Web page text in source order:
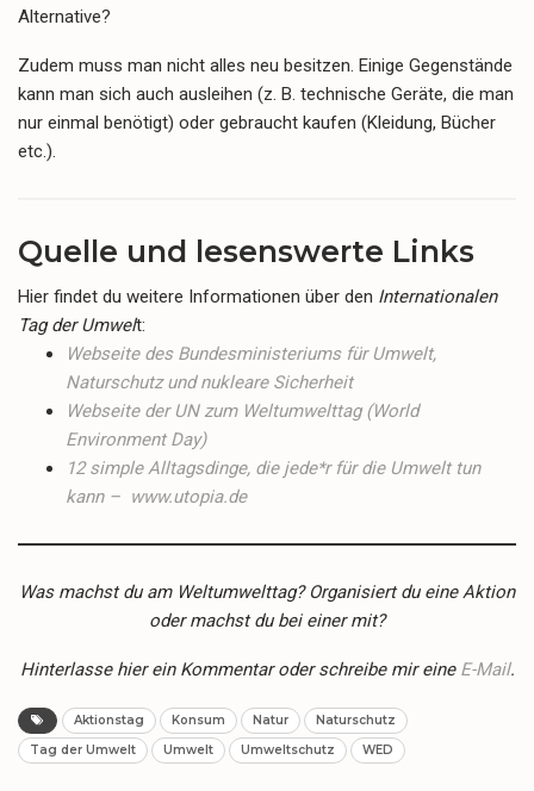
Alternative?
Zudem muss man nicht alles neu besitzen. Einige Gegenstände
kann man sich auch ausleihen (z. B. technische Geräte, die man
nur einmal benötigt) oder gebraucht kaufen (Kleidung, Bücher
etc.).
Quelle und lesenswerte Links
Hier findet du weitere Informationen über den Internationalen
Tag der Umwelt:
Webseite des Bundesministeriums für Umwelt,
Naturschutz und nukleare Sicherheit
Webseite der UN zum Weltumwelttag (World
Environment Day)
12 simple Alltagsdinge, die jede*r für die Umwelt tun
kann – www.utopia.de
Was machst du am Weltumwelttag? Organisiert du eine Aktion
oder machst du bei einer mit?
Hinterlasse hier ein Kommentar oder schreibe mir eine E-Mail.
Aktionstag Konsum Natur
Naturschutz
Tag der Umwelt
Umwelt Umweltschutz WED